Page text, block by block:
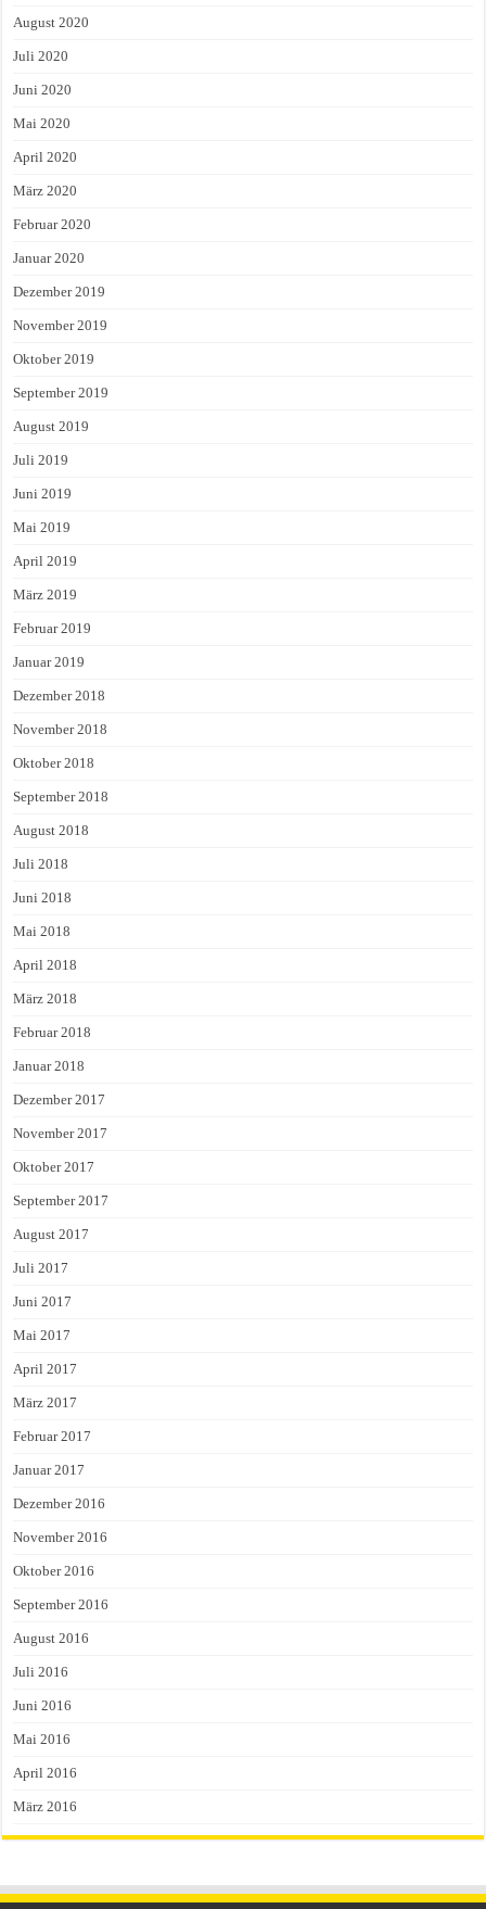
August 2020
Juli 2020
Juni 2020
Mai 2020
April 2020
März 2020
Februar 2020
Januar 2020
Dezember 2019
November 2019
Oktober 2019
September 2019
August 2019
Juli 2019
Juni 2019
Mai 2019
April 2019
März 2019
Februar 2019
Januar 2019
Dezember 2018
November 2018
Oktober 2018
September 2018
August 2018
Juli 2018
Juni 2018
Mai 2018
April 2018
März 2018
Februar 2018
Januar 2018
Dezember 2017
November 2017
Oktober 2017
September 2017
August 2017
Juli 2017
Juni 2017
Mai 2017
April 2017
März 2017
Februar 2017
Januar 2017
Dezember 2016
November 2016
Oktober 2016
September 2016
August 2016
Juli 2016
Juni 2016
Mai 2016
April 2016
März 2016